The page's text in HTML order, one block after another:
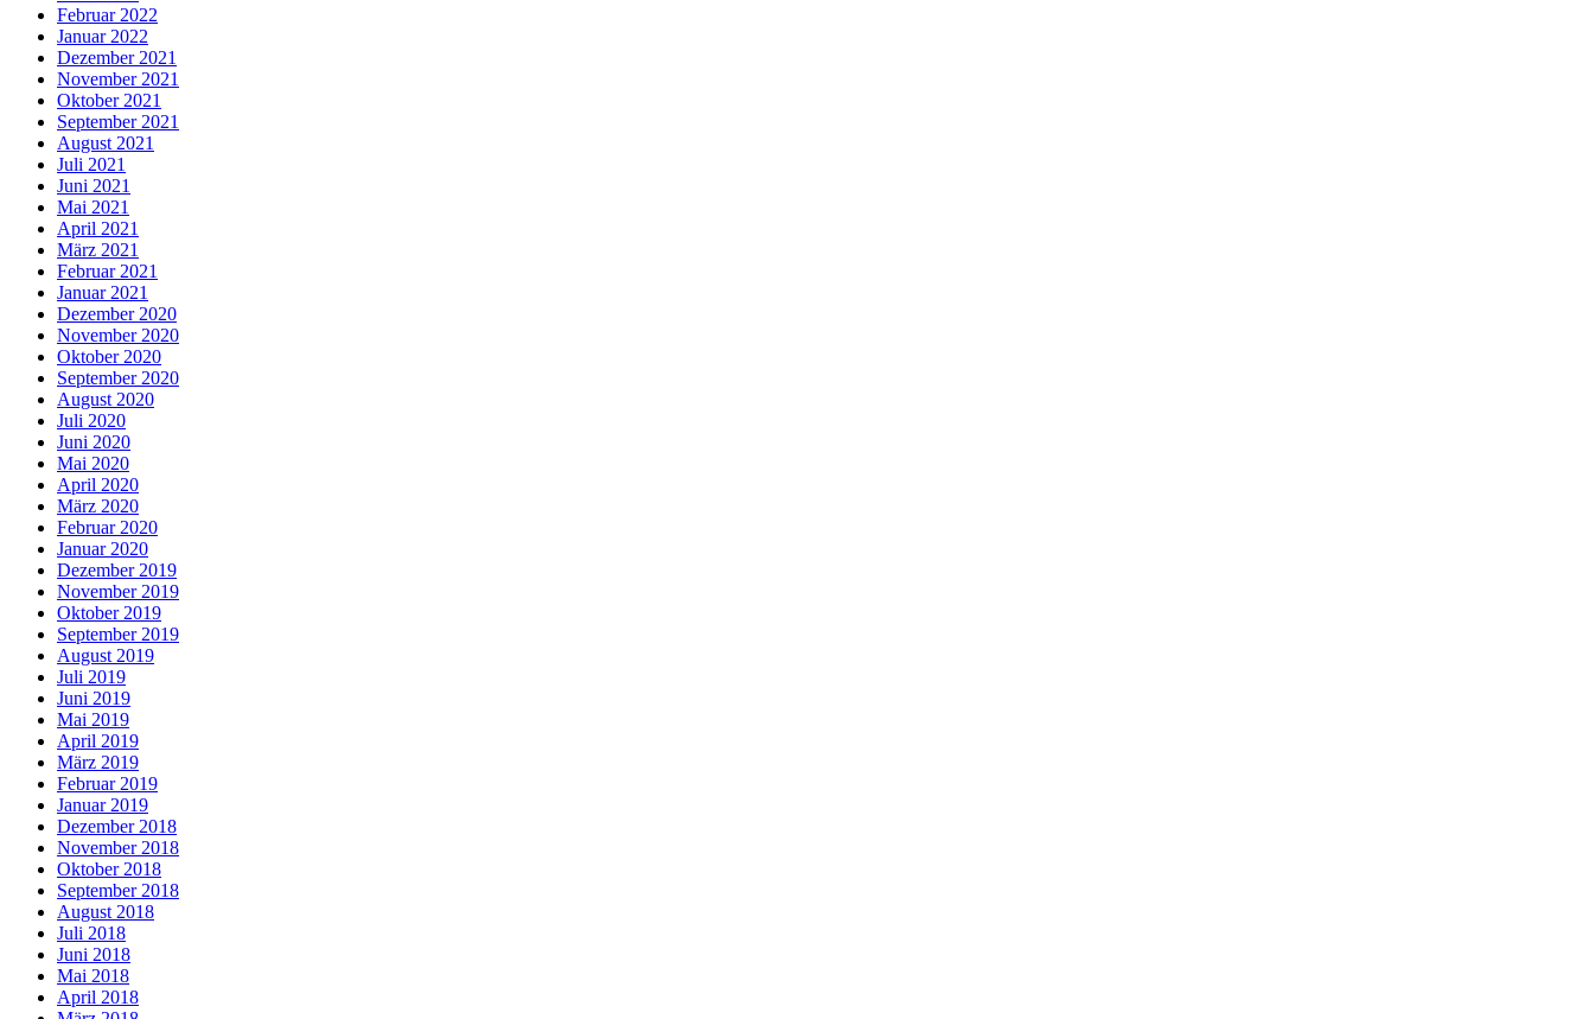
Februar 2022
Januar 2022
Dezember 2021
November 2021
Oktober 2021
September 2021
August 2021
Juli 2021
Juni 2021
Mai 2021
April 2021
März 2021
Februar 2021
Januar 2021
Dezember 2020
November 2020
Oktober 2020
September 2020
August 2020
Juli 2020
Juni 2020
Mai 2020
April 2020
März 2020
Februar 2020
Januar 2020
Dezember 2019
November 2019
Oktober 2019
September 2019
August 2019
Juli 2019
Juni 2019
Mai 2019
April 2019
März 2019
Februar 2019
Januar 2019
Dezember 2018
November 2018
Oktober 2018
September 2018
August 2018
Juli 2018
Juni 2018
Mai 2018
April 2018